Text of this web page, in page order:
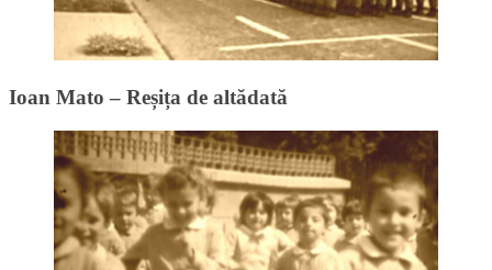
Ioan Mato – Reșița de altădată